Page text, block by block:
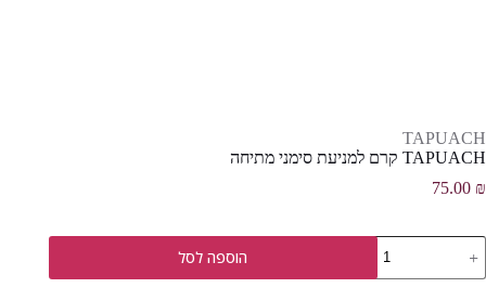
TAPUACH
TAPUACH קרם למניעת סימני מתיחה
75.00 ₪
כמות
של
TAPUACH
הוספה לסל